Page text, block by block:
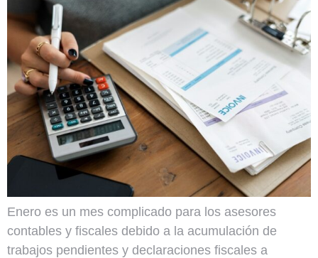
Enero es un mes complicado para los asesores
contables y fiscales debido a la acumulación de
trabajos pendientes y declaraciones fiscales a